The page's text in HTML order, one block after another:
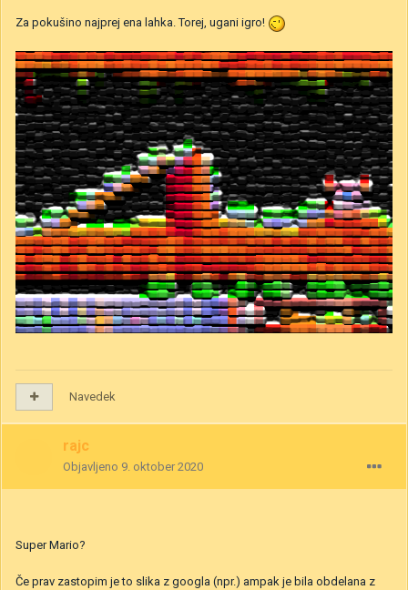
Za pokušino najprej ena lahka. Torej, ugani igro!
Navedek
rajc
Objavljeno 9. oktober 2020
Super Mario?
Če prav zastopim je to slika z googla (npr.) ampak je bila obdelana z